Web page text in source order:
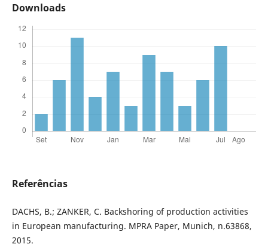
Downloads
Referências
DACHS, B.; ZANKER, C. Backshoring of production activities
in European manufacturing. MPRA Paper, Munich, n.63868,
2015.